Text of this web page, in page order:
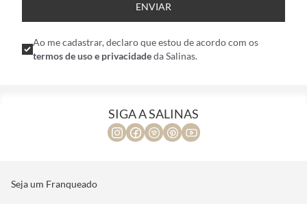
ENVIAR
Ao me cadastrar, declaro que estou de acordo com os
termos de uso e privacidadeda Salinas.
SIGA A SALINAS
Seja um Franqueado